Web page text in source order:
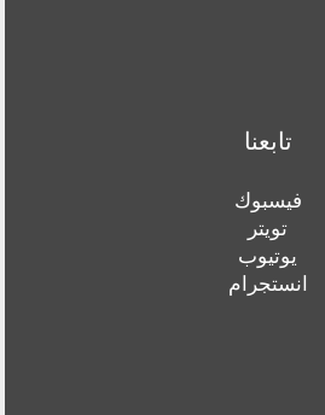
تابعنا
فيسبوك
تويتر
يوتيوب
انستجرام